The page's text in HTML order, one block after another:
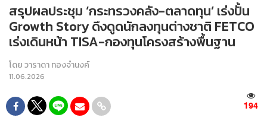
สรุปผลประชุม ‘กระทรวงคลัง-ตลาดทุน’ เร่งปั้น
Growth Story ดึงดูดนักลงทุนต่างชาติ FETCO
เร่งเดินหน้า TISA-กองทุนโครงสร้างพื้นฐาน
โดยวาราดา ทองจำนงค์
11.06.2026
194